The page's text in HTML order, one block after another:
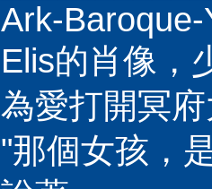
Ark-
Elis的肖像，
為愛打開冥
"那個女孩，